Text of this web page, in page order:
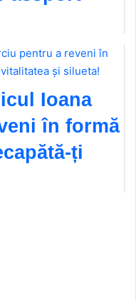
Ioana
în formă
ți